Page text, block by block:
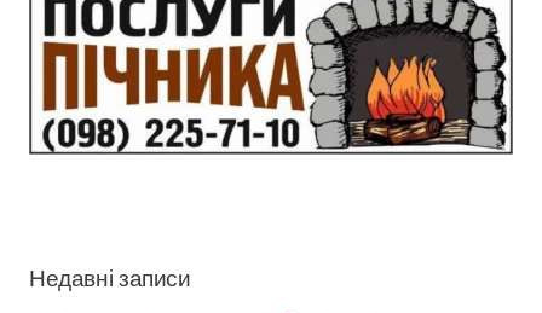
Недавні записи